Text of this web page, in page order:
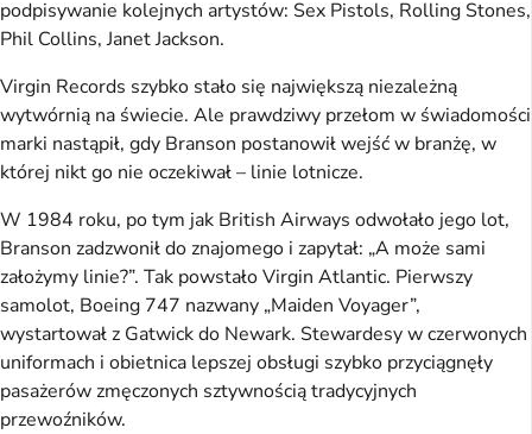
podpisywanie kolejnych artystów: Sex Pistols, Rolling Stones,
Phil Collins, Janet Jackson.
Virgin Records szybko stało się największą niezależną
wytwórnią na świecie. Ale prawdziwy przełom w świadomości
marki nastąpił, gdy Branson postanowił wejść w branżę, w
której nikt go nie oczekiwał – linie lotnicze.
W 1984 roku, po tym jak British Airways odwołało jego lot,
Branson zadzwonił do znajomego i zapytał: „A może sami
założymy linie?”. Tak powstało Virgin Atlantic. Pierwszy
samolot, Boeing 747 nazwany „Maiden Voyager”,
wystartował z Gatwick do Newark. Stewardesy w czerwonych
uniformach i obietnica lepszej obsługi szybko przyciągnęły
pasażerów zmęczonych sztywnością tradycyjnych
przewoźników.